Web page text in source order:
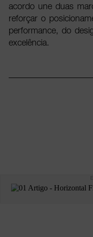
acordo une duas
reforçar o
performance, do
excelência.